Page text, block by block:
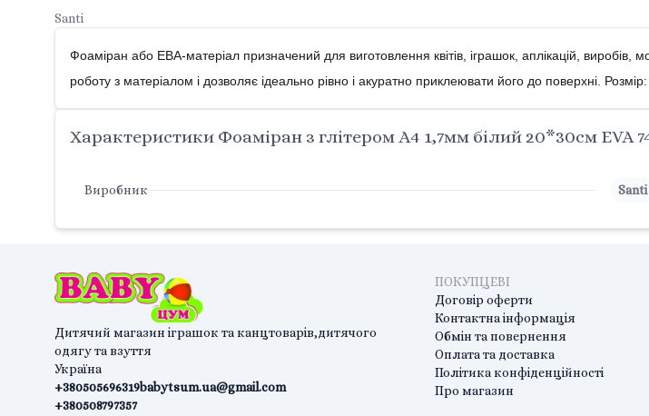
Santi
Фоаміран або ЕВА-матеріал призначений для виготовлення квітів, іграшок, аплікацій,
роботу з матеріалом і дозволяє ідеально рівно і акуратно приклеювати його до поверхні.
Характеристики Фоаміран з глітером А4 1,7мм білий 20*30см EVA
Виробник Santi
Дитячий магазин іграшок та канцтоварів,дитячого
одягу та взуття
Україна
+380505696319
+380508797357
babytsum.ua@gmail.com
ПОКУПЦЕВІ
Договір оферти
Контактна інформація
Обмін та повернення
Оплата та доставка
Політика конфіденційності
Про магазин